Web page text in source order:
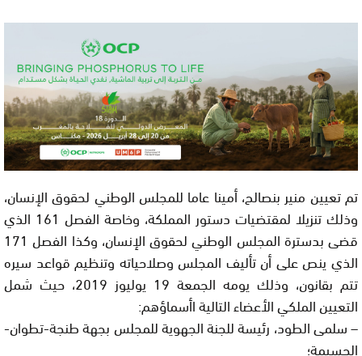
تم تعيين منير بنصالح، أمينا عاما للمجلس الوطني لحقوق الإنسان،
وذلك تنزيلا لمقتضيات دستور المملكة، وخاصة الفصل 161 الذي
قضى بدسترة المجلس الوطني لحقوق الإنسان، وكذا الفصل 171
الذي ينص على أن تأليف المجلس وصلاحياته وتنظيم قواعد سيره
تتم بقانون، وذلك يومه الجمعة 19 يوليوز 2019، حيث شمل
التعيين الملكي الأعضاء التالية اأسماؤهم:
– سلمى الطود، رئيسة للجنة الجهوية للمجلس بجهة طنجة-تطوان-
الحسيمة؛